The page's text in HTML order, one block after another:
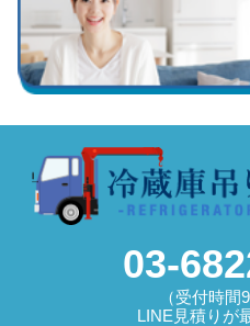
03-
（受付時間
LINE見積りが